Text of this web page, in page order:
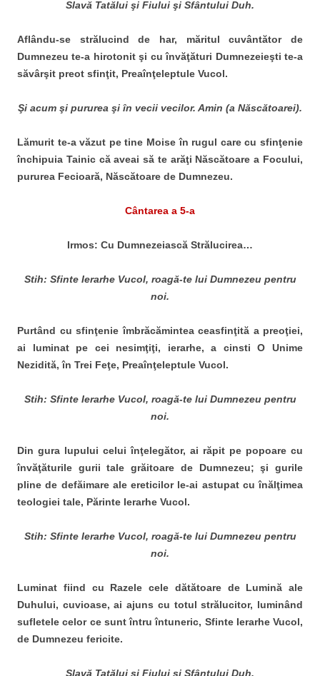
Slavă Tatălui şi Fiului şi Sfântului Duh.
Aflându-se strălucind de har, măritul cuvântător de
Dumnezeu te-a hirotonit şi cu învăţături Dumnezeieşti te-a
săvârşit preot sfinţit, Preaînţeleptule Vucol.
Şi acum şi pururea şi în vecii vecilor. Amin (a Născătoarei).
Lămurit te-a văzut pe tine Moise în rugul care cu sfinţenie
închipuia Tainic că aveai să te arăţi Născătoare a Focului,
pururea Fecioară, Născătoare de Dumnezeu.
Cântarea a 5-a
Irmos: Cu Dumnezeiască Strălucirea…
Stih: Sfinte Ierarhe Vucol, roagă-te lui Dumnezeu pentru
noi.
Purtând cu sfinţenie îmbrăcămintea ceasfinţită a preoţiei,
ai luminat pe cei nesimţiţi, ierarhe, a cinsti O Unime
Nezidită, în Trei Feţe, Preaînţeleptule Vucol.
Stih: Sfinte Ierarhe Vucol, roagă-te lui Dumnezeu pentru
noi.
Din gura lupului celui înţelegător, ai răpit pe popoare cu
învăţăturile gurii tale grăitoare de Dumnezeu; şi gurile
pline de defăimare ale ereticilor le-ai astupat cu înălţimea
teologiei tale, Părinte Ierarhe Vucol.
Stih: Sfinte Ierarhe Vucol, roagă-te lui Dumnezeu pentru
noi.
Luminat fiind cu Razele cele dătătoare de Lumină ale
Duhului, cuvioase, ai ajuns cu totul strălucitor, luminând
sufletele celor ce sunt întru întuneric, Sfinte Ierarhe Vucol,
de Dumnezeu fericite.
Slavă Tatălui şi Fiului şi Sfântului Duh.